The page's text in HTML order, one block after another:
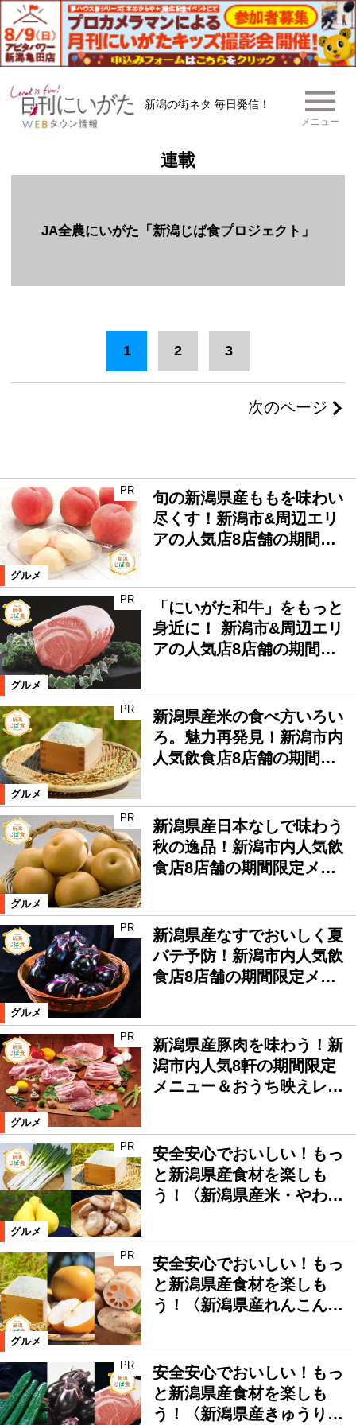
新潟の街ネタ 毎日発信！
メニュー
連載
JA全農にいがた「新潟じば食プロジェクト」
1 2 3
次のページ
グルメ
PR
旬の新潟県産ももを味わい
尽くす！新潟市&周辺エリ
アの人気店8店舗の期間…
グルメ
PR
「にいがた和牛」をもっと
身近に！ 新潟市&周辺エリ
アの人気店8店舗の期間…
グルメ
PR
新潟県産米の食べ方いろい
ろ。魅力再発見！新潟市内
人気飲食店8店舗の期間…
グルメ
PR
新潟県産日本なしで味わう
秋の逸品！新潟市内人気飲
食店8店舗の期間限定メ…
グルメ
PR
新潟県産なすでおいしく夏
バテ予防！新潟市内人気飲
食店8店舗の期間限定メ…
グルメ
PR
新潟県産豚肉を味わう！新
潟市内人気8軒の期間限定
メニュー＆おうち映えレ…
グルメ
PR
安全安心でおいしい！もっ
と新潟県産食材を楽しも
う！〈新潟県産米・やわ…
グルメ
PR
安全安心でおいしい！もっ
と新潟県産食材を楽しも
う！〈新潟県産れんこん…
PR
安全安心でおいしい！もっ
と新潟県産食材を楽しも
う！〈新潟県産きゅうり…